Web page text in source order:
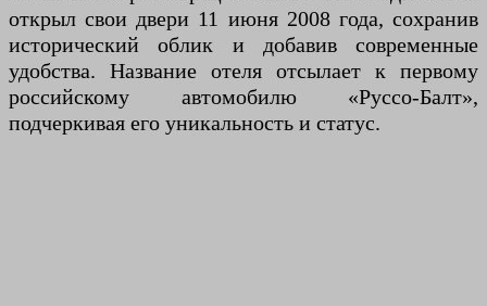
открыл свои двери 11 июня 2008 года, сохранив
исторический облик и добавив современные
удобства. Название отеля отсылает к первому
российскому автомобилю «Руссо-Балт»,
подчеркивая его уникальность и статус.